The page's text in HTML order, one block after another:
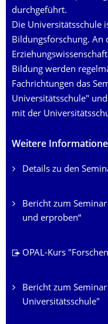
durchgeführt.
Die Universi­täts­schule
Bildungsforschung. An
Bildung werden
Fachrichtungen das
Universitätsschule"
mit der
Weitere
Details zu den
Bericht zum
und erproben“
OPAL-Kurs
Bericht zum
Universitätsschule"